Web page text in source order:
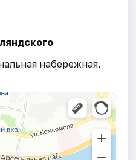
набережная,